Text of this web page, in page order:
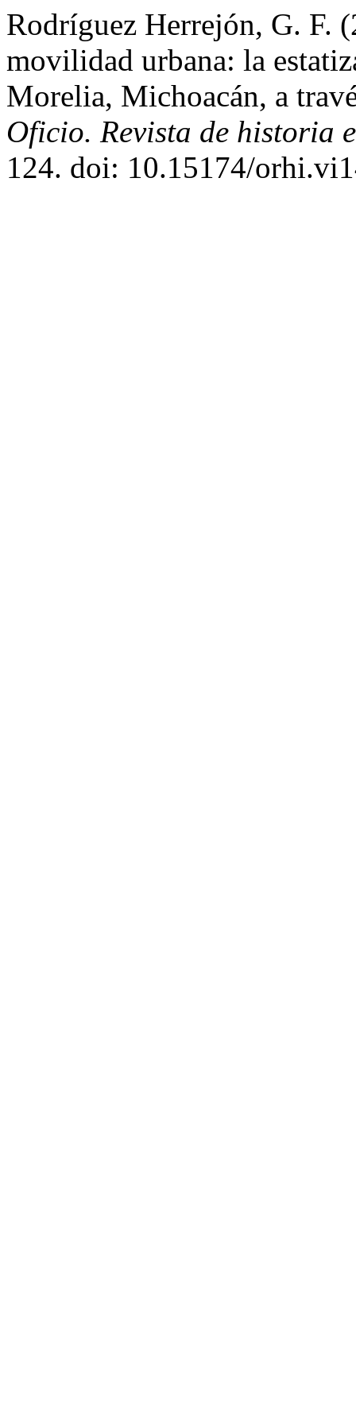
Rodríguez Herrejón, G. F.
movilidad urbana: la
Morelia, Michoacán, a
Oficio. Revista de historia
124. doi: 10.15174/